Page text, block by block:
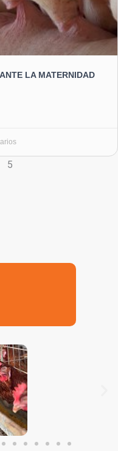
LA MATERNIDAD
5